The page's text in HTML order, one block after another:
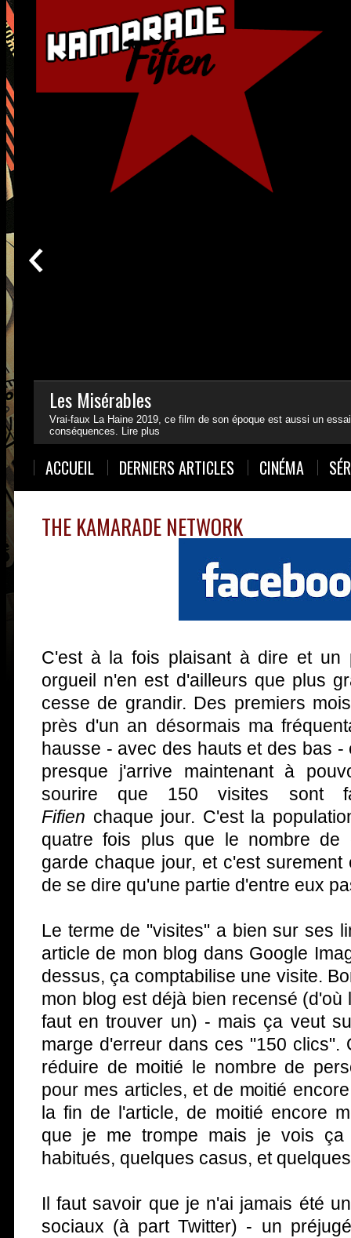
Les Misérables
Vrai-faux La Haine 2019, ce film de son époque est aussi un
conséquences. Lire plus
2
ACCUEIL DERNIERS ARTICLES CINÉMA
THE KAMARADE NETWORK
C'est à la fois plaisant à dire et un
orgueil n'en est d'ailleurs que plus
cesse de grandir. Des premiers
près d'un an désormais ma
hausse - avec des hauts et des bas
presque j'arrive maintenant à
sourire que 150 visites sont
Fifien chaque jour. C'est la
quatre fois plus que le nombre de
garde chaque jour, et c'est
de se dire qu'une partie d'entre eux
Le terme de "visites" a bien sur ses
article de mon blog dans Google
dessus, ça comptabilise une visite.
mon blog est déjà bien recensé (d'où
faut en trouver un) - mais ça veut
marge d'erreur dans ces "150 clics".
réduire de moitié le nombre de
pour mes articles, et de moitié
la fin de l'article, de moitié encore
que je me trompe mais je vois
habitués, quelques casus, et
Il faut savoir que je n'ai jamais été
sociaux (à part Twitter) - un